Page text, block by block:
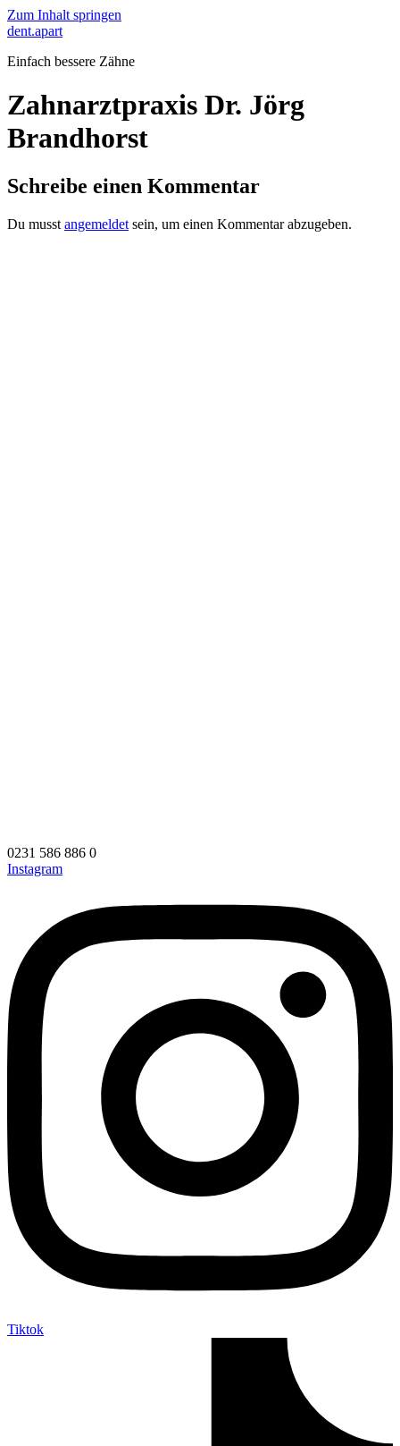
Zum Inhalt springen
dent.apart
Einfach bessere Zähne
Zahnarztpraxis Dr. Jörg
Brandhorst
Schreibe einen Kommentar
Du musst angemeldet sein, um einen Kommentar abzugeben.
0231 586 886 0
Instagram
Tiktok